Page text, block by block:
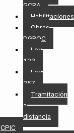
GCBA
Habilitaciones
Obras
DGROC
Ley
123
Ley
257
Tramitación
a
distancia
CPIC